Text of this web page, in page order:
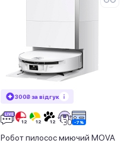
300₴ за відгук
Робот пилосос миючий MOVA